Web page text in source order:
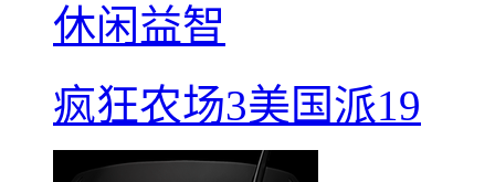
休闲益智
疯狂农场3美国派19